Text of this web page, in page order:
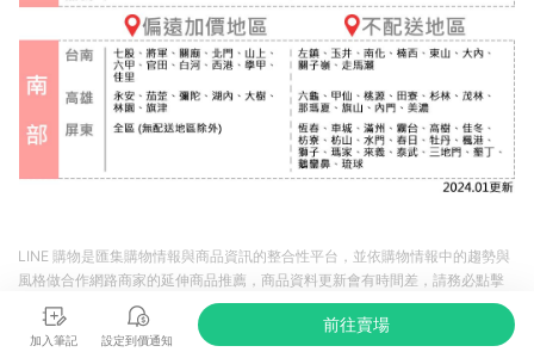
加入筆記 設定到價通知
前往賣場
LINE 購物是匯集購物情報與商品資訊的整合性平台，並依購物情報中的趨勢與
風格做合作網路商家的延伸商品推薦，商品資料更新會有時間差，請務必點擊
商品至各合作網路商家，確認現售價與購物條件，一切資訊以合作廠商網頁為
準。